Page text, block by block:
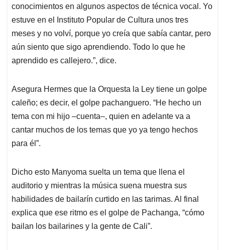
conocimientos en algunos aspectos de técnica vocal. Yo
estuve en el Instituto Popular de Cultura unos tres
meses y no volví, porque yo creía que sabía cantar, pero
aún siento que sigo aprendiendo. Todo lo que he
aprendido es callejero.”, dice.
Asegura Hermes que la Orquesta la Ley tiene un golpe
caleño; es decir, el golpe pachanguero. “He hecho un
tema con mi hijo –cuenta–, quien en adelante va a
cantar muchos de los temas que yo ya tengo hechos
para él”.
Dicho esto Manyoma suelta un tema que llena el
auditorio y mientras la música suena muestra sus
habilidades de bailarín curtido en las tarimas. Al final
explica que ese ritmo es el golpe de Pachanga, “cómo
bailan los bailarines y la gente de Cali”.